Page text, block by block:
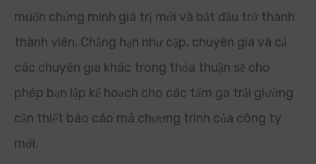
muốn chứng minh giá trị mới và bắt đầu trở thành
thành viên. Chẳng hạn như cặp, chuyên gia và cả
các chuyên gia khác trong thỏa thuận sẽ cho
phép bạn lập kế hoạch cho các tấm ga trải giường
cần thiết báo cáo mã chương trình của công ty
mới.